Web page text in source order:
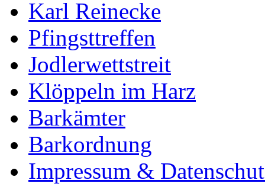
Karl Reinecke
Pfingsttreffen
Jodlerwettstreit
Klöppeln im Harz
Barkämter
Barkordnung
Impressum &